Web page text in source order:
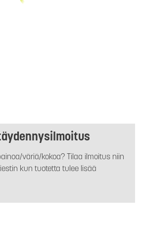
väriä/kokoa? Tilaa ilmoitus niin
kun tuotetta tulee lisää